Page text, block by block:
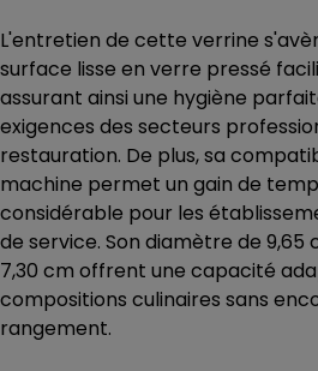
L'entretien de cette verrine
surface lisse en verre pressé
assurant ainsi une hygiène
exigences des secteurs
restauration. De plus, sa
machine permet un gain de
considérable pour les
de service. Son diamètre de 9,65
7,30 cm offrent une capacité
compositions culinaires sans
rangement.